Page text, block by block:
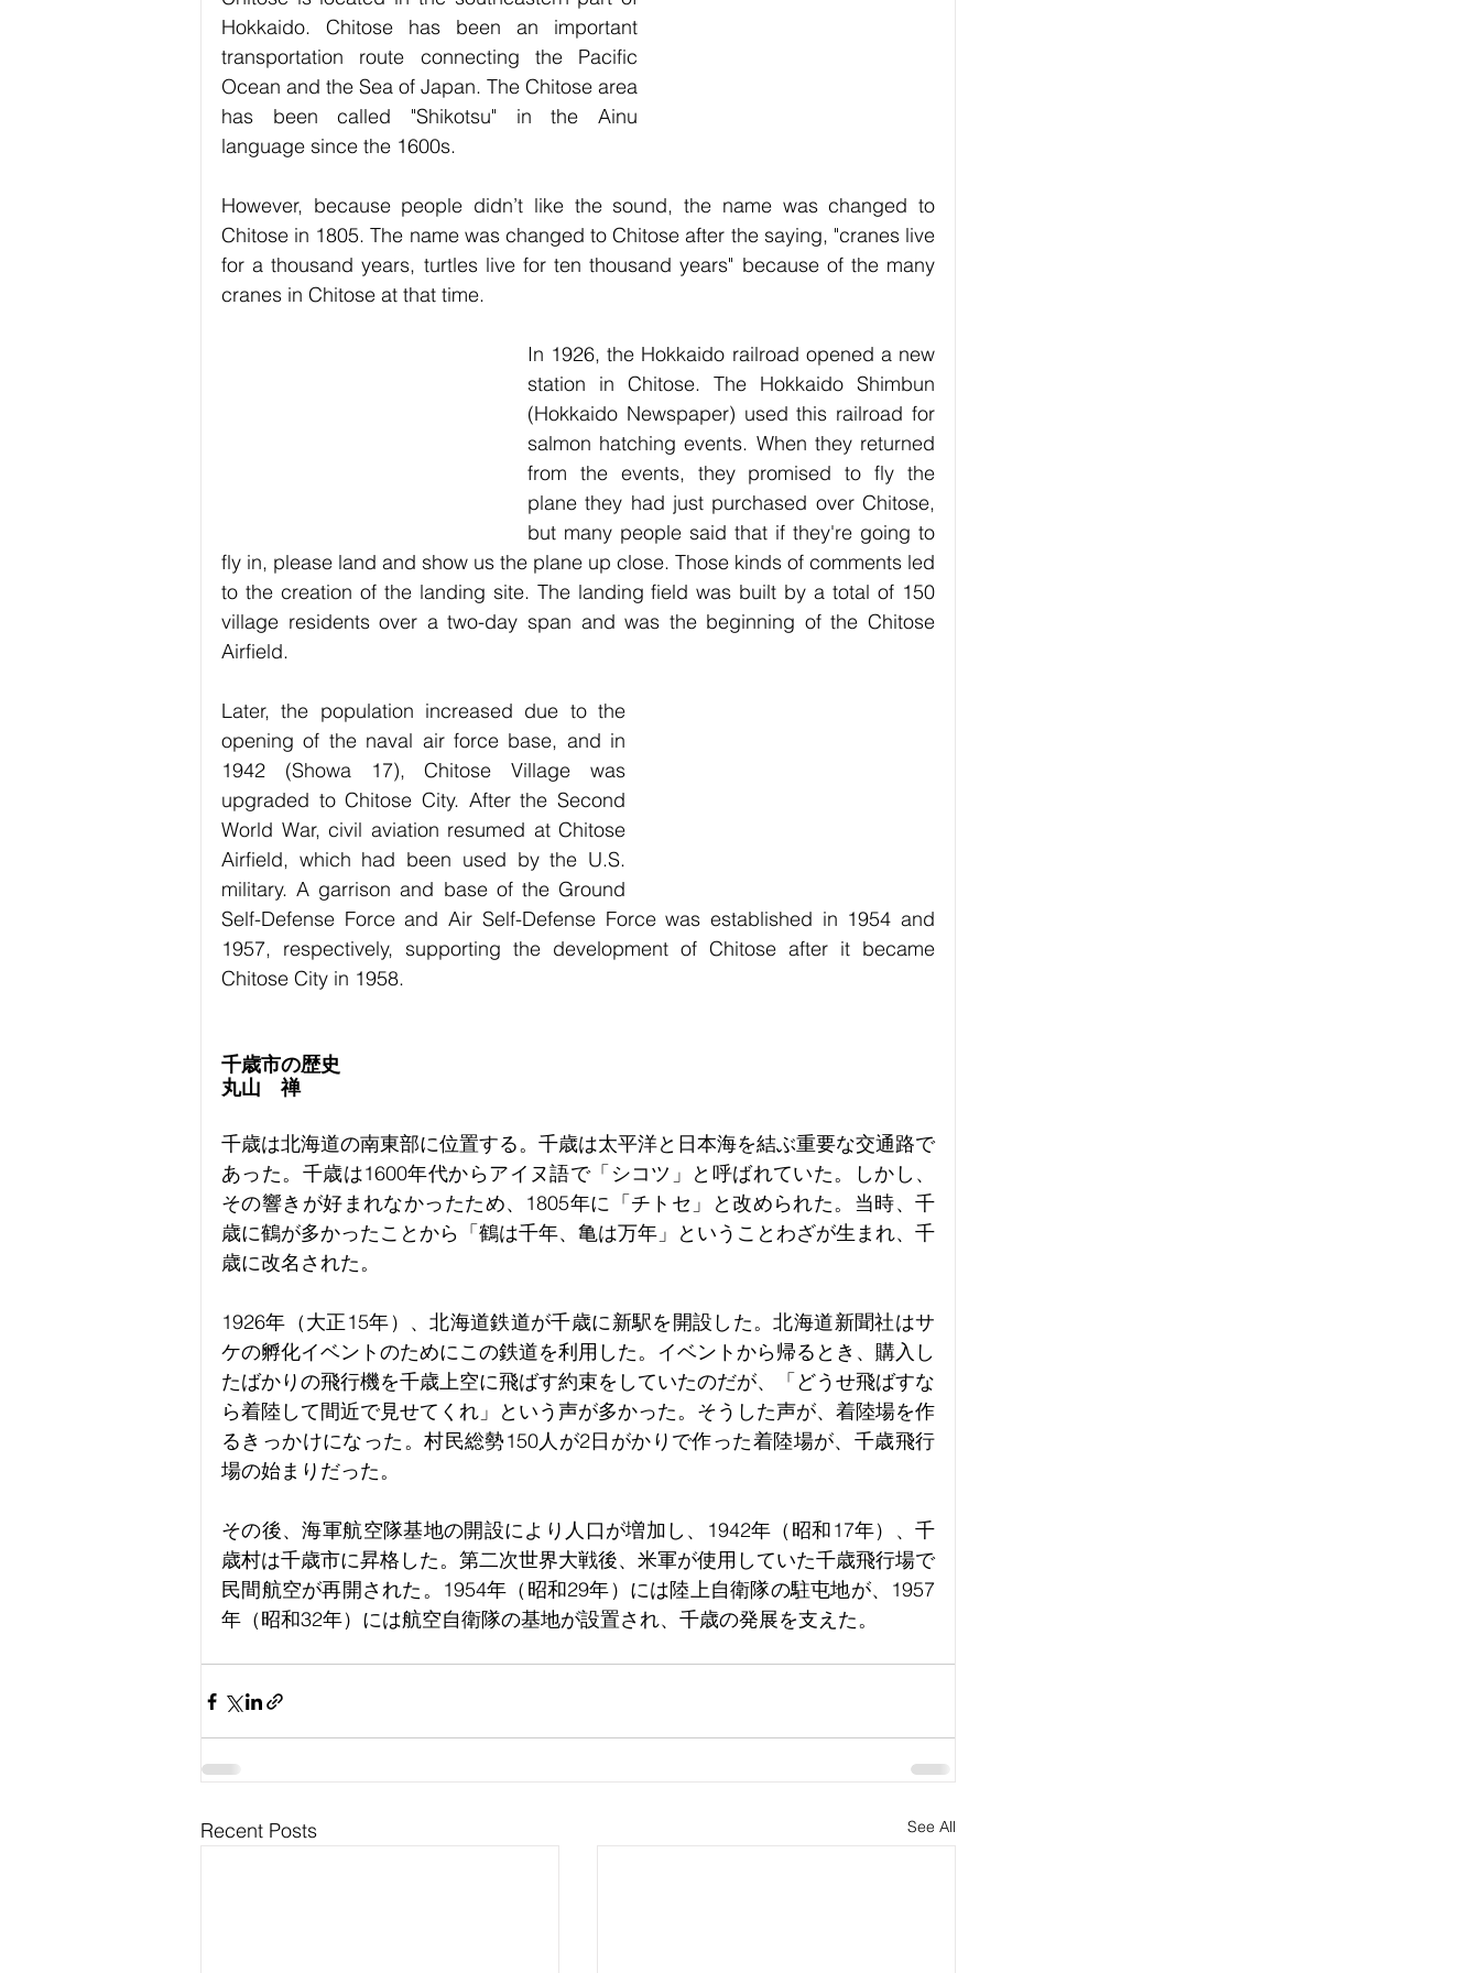
Exercise / Fitness Art Hobbies Pets
Technology Business
Hokkaido. Chitose has been an important
transportation route connecting the Pacific
Ocean and the Sea of Japan. The Chitose area
has been called "Shikotsu" in the Ainu
language since the 1600s.
However, because people didn’t like the sound, the name was changed to
Chitose in 1805. The name was changed to Chitose after the saying, "cranes live
for a thousand years, turtles live for ten thousand years" because of the many
cranes in Chitose at that time.
In 1926, the Hokkaido railroad opened a new
station in Chitose. The Hokkaido Shimbun
(Hokkaido Newspaper) used this railroad for
salmon hatching events. When they returned
from the events, they promised to fly the
plane they had just purchased over Chitose,
but many people said that if they're going to
fly in, please land and show us the plane up close. Those kinds of comments led
to the creation of the landing site. The landing field was built by a total of 150
village residents over a two-day span and was the beginning of the Chitose
Airfield.
Later, the population increased due to the
opening of the naval air force base, and in
1942 (Showa 17), Chitose Village was
upgraded to Chitose City. After the Second
World War, civil aviation resumed at Chitose
Airfield, which had been used by the U.S.
military. A garrison and base of the Ground
Self-Defense Force and Air Self-Defense Force was established in 1954 and
1957, respectively, supporting the development of Chitose after it became
Chitose City in 1958.
千歳市の歴史
丸山　禅
千歳は北海道の南東部に位置する。千歳は太平洋と日本海を結ぶ重要な交通路で
あった。千歳は1600年代からアイヌ語で「シコツ」と呼ばれていた。しかし、
その響きが好まれなかったため、1805年に「チトセ」と改められた。当時、千
歳に鶴が多かったことから「鶴は千年、亀は万年」ということわざが生まれ、千
歳に改名された。
1926年（大正15年）、北海道鉄道が千歳に新駅を開設した。北海道新聞社はサ
ケの孵化イベントのためにこの鉄道を利用した。イベントから帰るとき、購入し
たばかりの飛行機を千歳上空に飛ばす約束をしていたのだが、「どうせ飛ばすな
ら着陸して間近で見せてくれ」という声が多かった。そうした声が、着陸場を作
るきっかけになった。村民総勢150人が2日がかりで作った着陸場が、千歳飛行
場の始まりだった。
その後、海軍航空隊基地の開設により人口が増加し、1942年（昭和17年）、千
歳村は千歳市に昇格した。第二次世界大戦後、米軍が使用していた千歳飛行場で
民間航空が再開された。1954年（昭和29年）には陸上自衛隊の駐屯地が、1957
年（昭和32年）には航空自衛隊の基地が設置され、千歳の発展を支えた。
Recent Posts See All